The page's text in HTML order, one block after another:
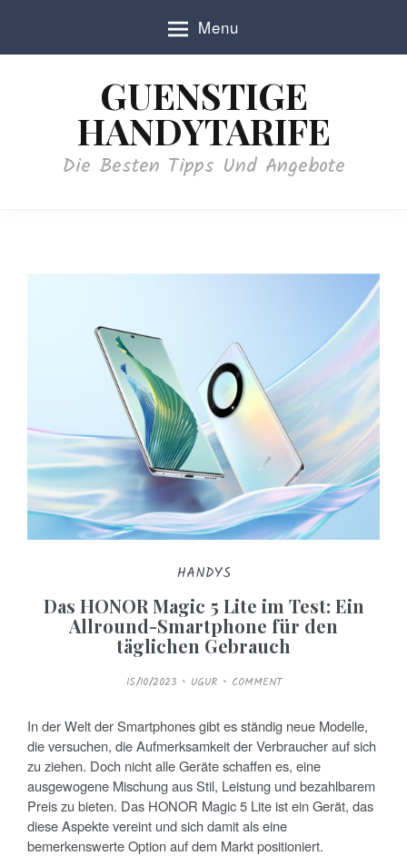
Menu
GUENSTIGE
HANDYTARIFE
Die Besten Tipps Und Angebote
HANDYS
Das HONOR Magic 5 Lite im Test: Ein
Allround-Smartphone für den
täglichen Gebrauch
P
O
E
D
O
N
15/10/2023 UGUR COMMENT
In der Welt der Smartphones gibt es ständig neue Modelle,
die versuchen, die Aufmerksamkeit der Verbraucher auf sich
zu ziehen. Doch nicht alle Geräte schaffen es, eine
ausgewogene Mischung aus Stil, Leistung und bezahlbarem
Preis zu bieten. Das HONOR Magic 5 Lite ist ein Gerät, das
diese Aspekte vereint und sich damit als eine
bemerkenswerte Option auf dem Markt positioniert.